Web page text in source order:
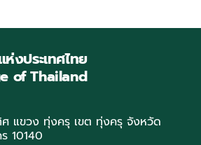
งประเทศไทย
of Thailand
ศ แขวง ทุ่งครุ เขต ทุ่งครุ จังหวัด
10140